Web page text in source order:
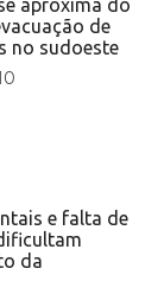
de
no sudoeste
e falta de
da